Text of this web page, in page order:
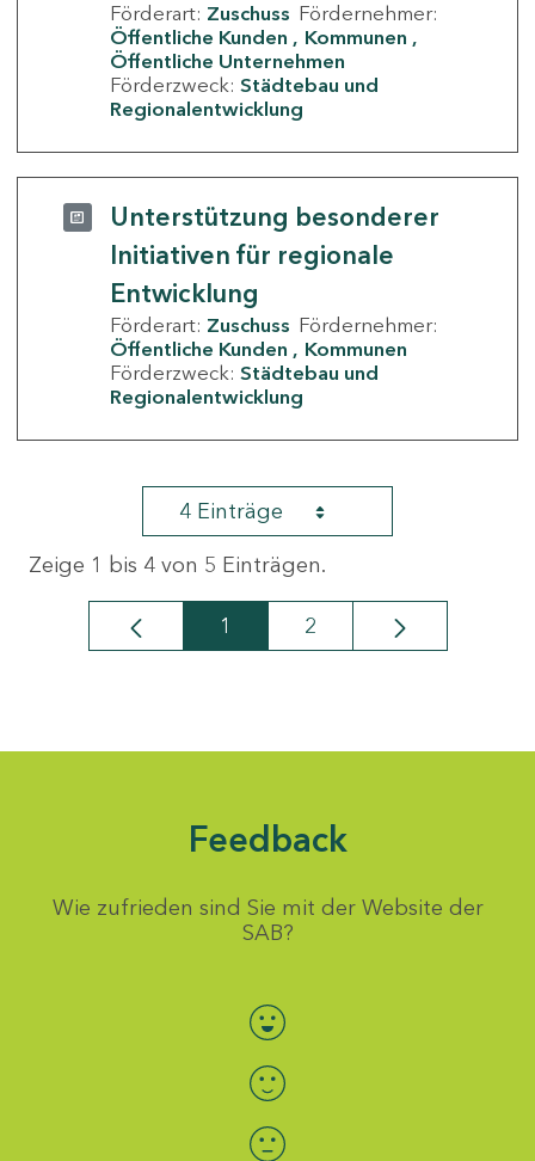
Förderart: Zuschuss Fördernehmer:
Öffentliche Kunden
Kommunen
Öffentliche Unternehmen
Förderzweck: Städtebau und
Regionalentwicklung
Unterstützung besonderer
Initiativen für regionale
Entwicklung
Förderart: Zuschuss Fördernehmer:
Öffentliche Kunden
Kommunen
Förderzweck: Städtebau und
Regionalentwicklung
4 Einträge
Zeige 1 bis 4 von 5 Einträgen.
Seite
1 Seite
2
Feedback
Wie zufrieden sind Sie mit der Website der
SAB?
Bewertung auswählen